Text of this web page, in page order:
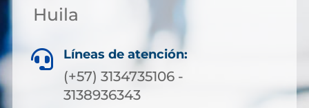
Huila
 Líneas de atención:
(+57) 3134735106 -
3138936343